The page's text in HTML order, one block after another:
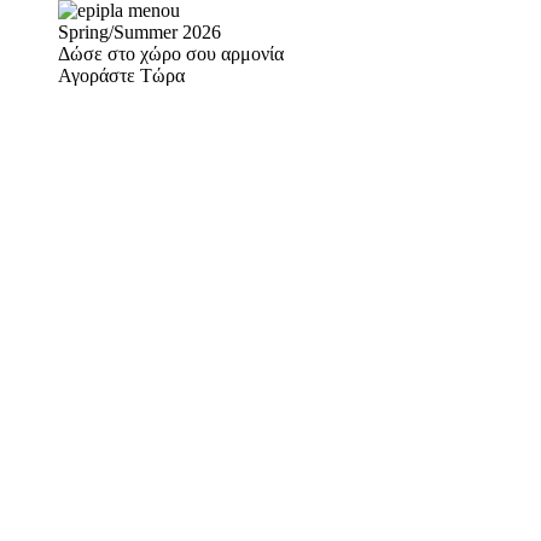
Spring/Summer 2026
Δώσε στο χώρο σου αρμονία
Αγοράστε Τώρα